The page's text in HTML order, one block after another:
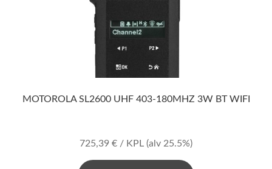
MOTOROLA SL2600 UHF 403-180MHZ 3W BT WIFI
725,39 € / KPL (alv 25.5%)